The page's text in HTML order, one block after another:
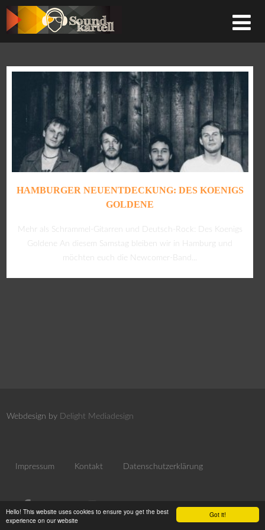
Got it!
Hello! This website uses cookies to ensure you get the best
experience on our website
HAMBURGER NEUENTDECKUNG: DES KOENIGS
GOLDENE
Mehr als Schrammel-Gitarren und Deutsch-Rock: Des Koenigs
Goldene An diesem Samstag bleiben wir in Hamburg und
möchten euch die Newcomer-Band...
Webdesign by Delight Mediadesign
Impressum Kontakt Datenschutzerklärung